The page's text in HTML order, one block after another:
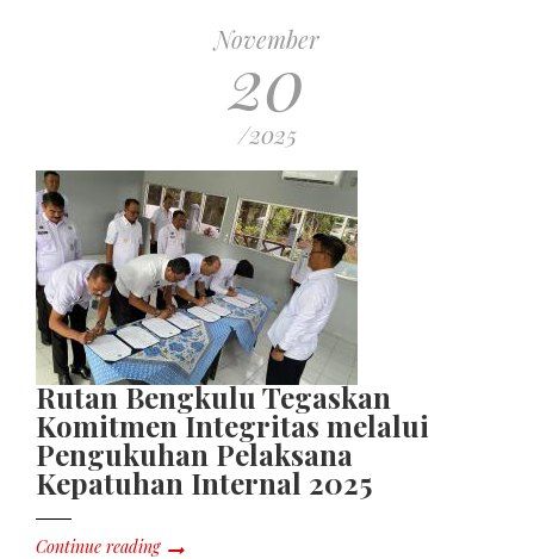
November
20
/2025
Rutan Bengkulu Tegaskan
Komitmen Integritas melalui
Pengukuhan Pelaksana
Kepatuhan Internal 2025
Continue reading